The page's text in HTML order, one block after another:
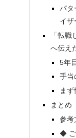
パタ
イザ
「転
へ伝え
5年
手当
ま
まとめ
参考
◆ ご